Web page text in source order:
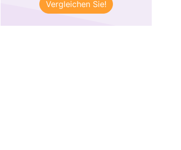
Vergleichen Sie!